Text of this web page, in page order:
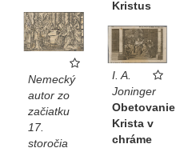
Kristus
Nemecký
autor zo
začiatku
17.
storočia
I. A.
Joninger
Obetovanie
Krista v
chráme